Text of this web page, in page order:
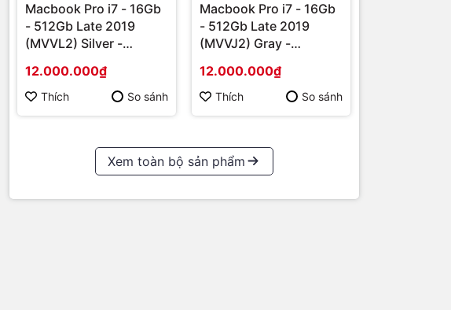
Macbook Pro i7 - 16Gb
- 512Gb Late 2019
(MVVL2) Silver -
12.000.000₫
Thích So sánh
Macbook Pro i7 - 16Gb
- 512Gb Late 2019
(MVVJ2) Gray -
12.000.000₫
Thích So sánh
Xem toàn bộ sản phẩm